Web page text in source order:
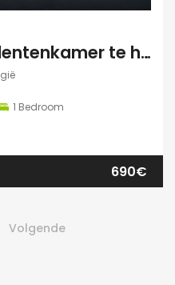
Trendy duplex studentenkamer te huur met grote zonnige tuin, grote polyvalente ruimte (chillen, spelletjes…) en fietsenberging
1 Bedroom
690€
Volgende